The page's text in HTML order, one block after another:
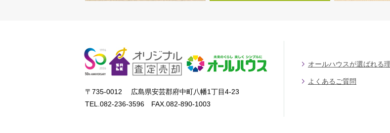
〒735-0012 広島県安芸郡府中町八幡1丁目4-23
TEL.082-236-3596 FAX.082-890-1003
オールハウスが選ばれる
よくあるご質問